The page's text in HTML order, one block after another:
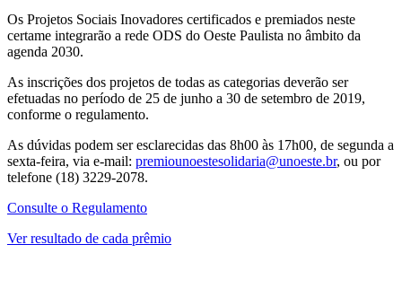
Os Projetos Sociais Inovadores certificados e premiados neste
certame integrarão a rede ODS do Oeste Paulista no âmbito da
agenda 2030.
As inscrições dos projetos de todas as categorias deverão ser
efetuadas no período de 25 de junho a 30 de setembro de 2019,
conforme o regulamento.
As dúvidas podem ser esclarecidas das 8h00 às 17h00, de segunda a
sexta-feira, via e-mail: premiounoestesolidaria@unoeste.br, ou por
telefone (18) 3229-2078.
Consulte o Regulamento
Ver resultado de cada prêmio